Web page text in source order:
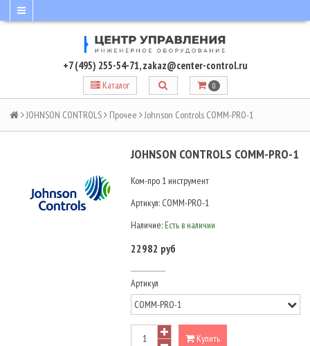
+7 (495) 255-54-71,zakaz@center-control.ru
Каталог 0
JOHNSON CONTROLS Прочее Johnson Controls COMM-PRO-1
JOHNSON CONTROLS COMM-PRO-1
Ком-про 1 инструмент
Артикул: COMM-PRO-1
Наличие: Есть в наличии
22982 руб
Артикул
Купить